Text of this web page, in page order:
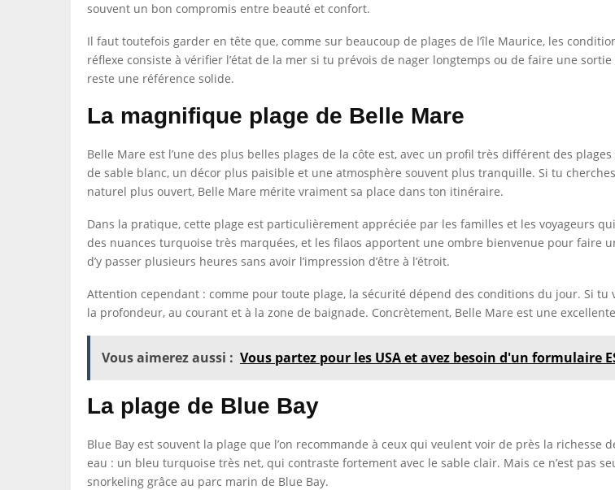
souvent un bon compromis entre beauté et confort.
Il faut toutefois garder en tête que, comme sur beaucoup de plages de l’île Maurice, les
réflexe consiste à vérifier l’état de la mer si tu prévois de nager longtemps ou de faire une
reste une référence solide.
La magnifique plage de Belle Mare
Belle Mare est l’une des plus belles plages de la côte est, avec un profil très différent des
de sable blanc, un décor plus paisible et une atmosphère souvent plus tranquille. Si tu
naturel plus ouvert, Belle Mare mérite vraiment sa place dans ton itinéraire.
Dans la pratique, cette plage est particulièrement appréciée par les familles et les voyageurs
des nuances turquoise très marquées, et les filaos apportent une ombre bienvenue pour faire
d’y passer plusieurs heures sans avoir l’impression d’être à l’étroit.
Attention cependant : comme pour toute plage, la sécurité dépend des conditions du jour. Si
la profondeur, au courant et à la zone de baignade. Concrètement, Belle Mare est une
Vous aimerez aussi : Vous partez pour les USA et avez besoin d'un formulaire
La plage de Blue Bay
Blue Bay est souvent la plage que l’on recommande à ceux qui veulent voir de près la
eau : un bleu turquoise très net, qui contraste fortement avec le sable clair. Mais ce n’est pas
snorkeling grâce au parc marin de Blue Bay.